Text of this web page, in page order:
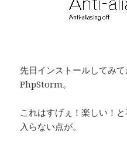
先日インストールしてみ
PhpStorm。
これはすげぇ！楽しい！
入らない点が。